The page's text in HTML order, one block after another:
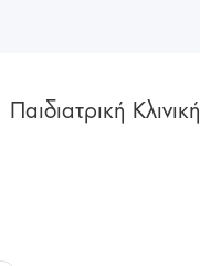
Παιδιατρική Κλινική